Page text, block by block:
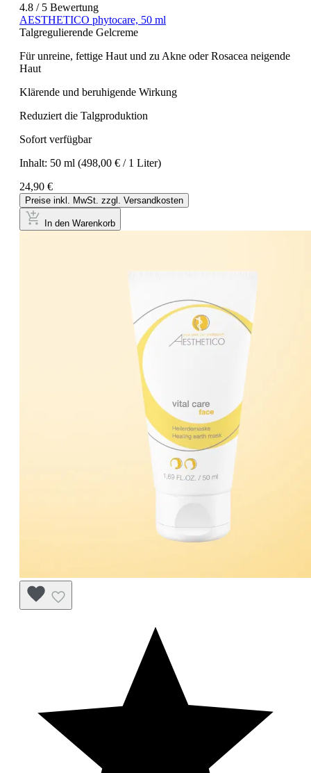
4.8 / 5 Bewertung
AESTHETICO phytocare, 50 ml
Talgregulierende Gelcreme
Für unreine, fettige Haut und zu Akne oder Rosacea neigende
Haut
Klärende und beruhigende Wirkung
Reduziert die Talgproduktion
Sofort verfügbar
Inhalt: 50 ml (498,00 € / 1 Liter)
24,90 €
Preise inkl. MwSt. zzgl. Versandkosten
In den Warenkorb